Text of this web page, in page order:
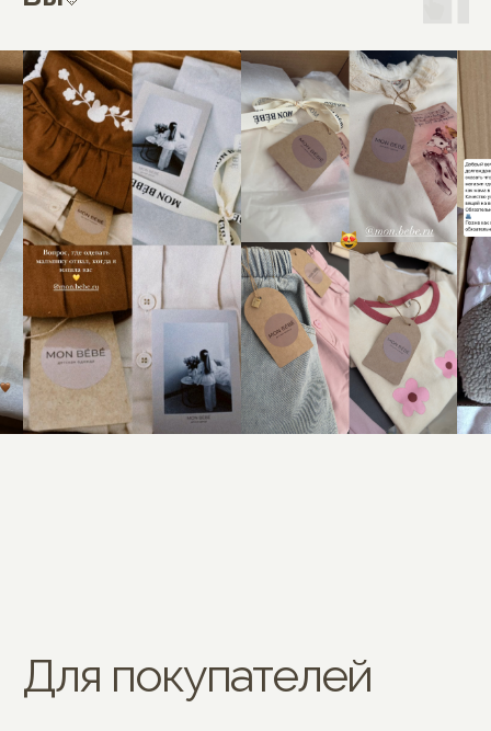
Для покупателей
MON BÉBÉ